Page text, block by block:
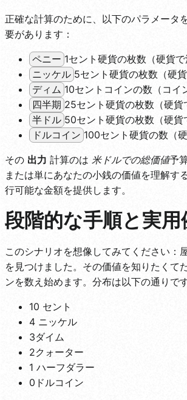
正確な計算のために、以下のパラメータ
要があります：
ペニー 1セント硬貨の枚数（硬貨で
ニッケル 5セント硬貨の枚数（硬貨
ディム 10セントコインの数（コイ
四半期 25セント硬貨の枚数（硬貨
半ドル 50セント硬貨の枚数（硬貨
ドルコイン 100セント硬貨の数（硬
その 出力 計算のは 米ドルでの総価値予
または単にあなたの小銭の価値を理解す
行可能な金額を提供します。
段階的な手順と実用
このシナリオを想像してみてください：
を見つけました。その価値を知りたくて
ンを数え始めます。分布は以下の通りで
10 セント
4 ニッケル
3ダイム
2クォーター
1 ハーフダラー
0ドルコイン